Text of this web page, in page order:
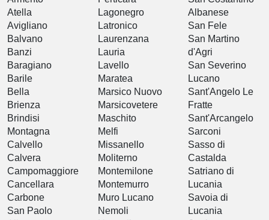
Atella
Avigliano
Balvano
Banzi
Baragiano
Barile
Bella
Brienza
Brindisi
Montagna
Calvello
Calvera
Campomaggiore
Cancellara
Carbone
San Paolo
Lagonegro
Latronico
Laurenzana
Lauria
Lavello
Maratea
Marsico Nuovo
Marsicovetere
Maschito
Melfi
Missanello
Moliterno
Montemilone
Montemurro
Muro Lucano
Nemoli
Albanese
San Fele
San Martino
d'Agri
San Severino
Lucano
Sant'Angelo Le
Fratte
Sant'Arcangelo
Sarconi
Sasso di
Castalda
Satriano di
Lucania
Savoia di
Lucania